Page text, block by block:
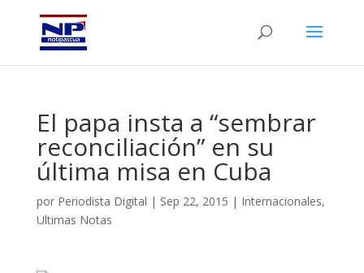
El papa insta a “sembrar
reconciliación” en su
última misa en Cuba
por Periodista Digital | Sep 22, 2015 | Internacionales,
Ultimas Notas